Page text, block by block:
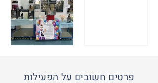
פרטים חשובים על הפעילות